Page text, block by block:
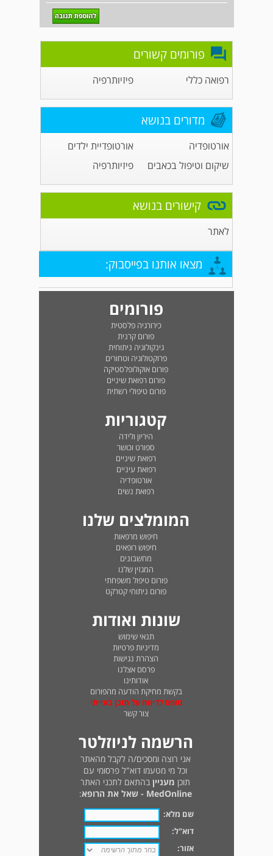
פורומים קשורים
רפואה כללי פיזיותרפיה
מדורים בנושא
אורטופדיה
אורטופדיית ילדים
שיקום וטיפול בכאבים
פיזיותרפיה
קישורים בנושא
לאתר
מצאו אותנו בפייסבוק:
פורומים
כירורגיה פלסטית
פורום קרנית
גינקולוגיה ניתוחית
פרוקטולוגיה וטחורים
פורום אוקולופלסטיקה
פורום רפואת שיניים
פורום טיפולי רשתית
קטגוריות
היריון ולידה
ספורט וכושר
רפואת שיניים
רפואת עיניים
אורטופדיה
רפואת נשים
המומלצים שלנו
חיפוש מרפאות
חיפוש רופאים
מחשבונים
המגזין שלנו
פורום טיפול משפחתי
פורום ניתוחי קטרקט
שונות ואודות
תנאי שימוש
מדיניות פרטיות
הצהרת נגישות
פרסם אצלנו
אודותינו
בקשת מחיקת הודעה מהפורום
טופס לדיווח על תוכן בעייתי
צור קשר
הרשמה לניוזלטר
אני רוצה ומסכים/ה לקבל מהאתר
וכל מי מטעמו דוא"ל פרסומי עם
תוכן מעניין בהתאם לתכני האתר
MedOnline - שאל את הרופא
:
שם מלא:
דוא"ל:
אזור: